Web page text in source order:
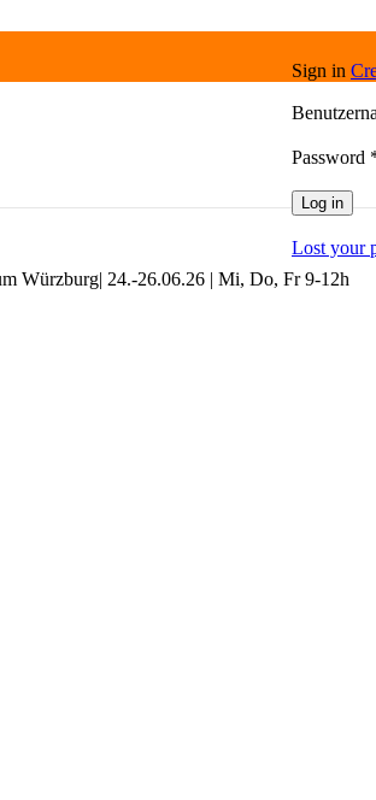
Sign in
Password
Log in
Lost your
Würzburg| 24.-26.06.26 | Mi, Do, Fr 9-12h